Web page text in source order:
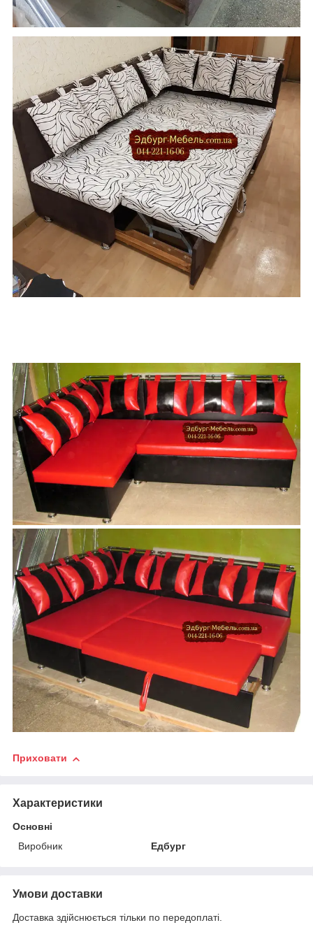
Приховати
Характеристики
Основні
Виробник
Едбург
Умови доставки
Доставка здійснюється тільки по передоплаті.